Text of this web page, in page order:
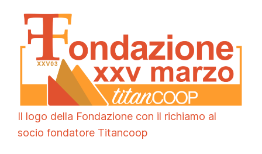
Il logo della Fondazione con il richiamo al
socio fondatore Titancoop